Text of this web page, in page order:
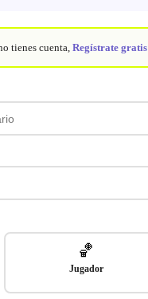
tienes cuenta, Regístrate gratis.
🏀
Jugador